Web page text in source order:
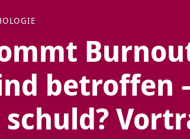
betroffen
schuld?